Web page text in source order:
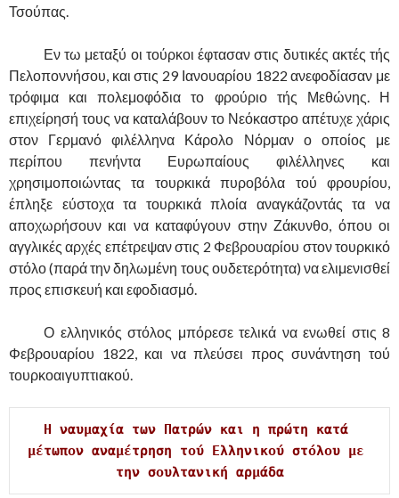
Τσούπας.
Εν τω μεταξύ οι τούρκοι έφτασαν στις δυτικές ακτές τής
Πελοποννήσου, και στις 29 Ιανουαρίου 1822 ανεφοδίασαν με
τρόφιμα και πολεμοφόδια το φρούριο τής Μεθώνης. Η
επιχείρησή τους να καταλάβουν το Νεόκαστρο απέτυχε χάρις
στον Γερμανό φιλέλληνα Κάρολο Νόρμαν ο οποίος με
περίπου πενήντα Ευρωπαίους φιλέλληνες και
χρησιμοποιώντας τα τουρκικά πυροβόλα τού φρουρίου,
έπληξε εύστοχα τα τουρκικά πλοία αναγκάζοντάς τα να
αποχωρήσουν και να καταφύγουν στην Ζάκυνθο, όπου οι
αγγλικές αρχές επέτρεψαν στις 2 Φεβρουαρίου στον τουρκικό
στόλο (παρά την δηλωμένη τους ουδετερότητα) να ελιμενισθεί
προς επισκευή και εφοδιασμό.
Ο ελληνικός στόλος μπόρεσε τελικά να ενωθεί στις 8
Φεβρουαρίου 1822, και να πλεύσει προς συνάντηση τού
τουρκοαιγυπτιακού.
Η ναυμαχία των Πατρών και η πρώτη κατά
μέτωπον αναμέτρηση τού Ελληνικού στόλου με
την σουλτανική αρμάδα